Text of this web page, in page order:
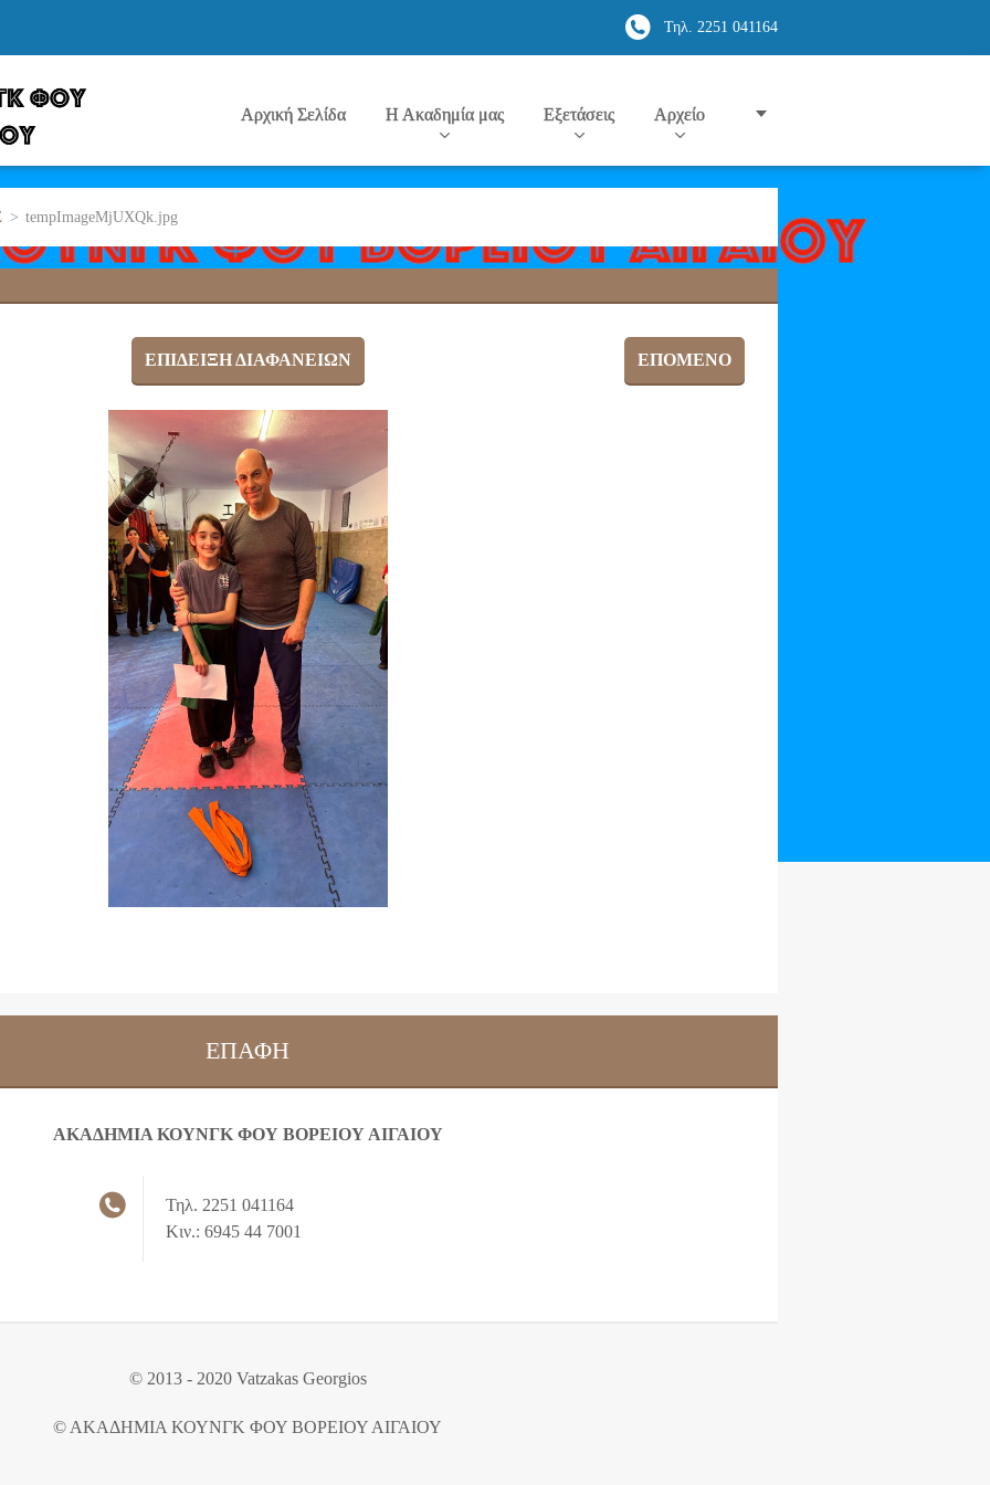
Τηλ. 2251 041164
Αρχική Σελίδα Η Ακαδημία μας Εξετάσεις Αρχείο
> tempImageMjUXQk.jpg
ΕΠΊΔΕΙΞΗ ΔΙΑΦΑΝΕΙΏΝ ΕΠΌΜΕΝΟ
ΕΠΑΦΉ
ΑΚΑΔΗΜΙΑ ΚΟΥΝΓΚ ΦΟΥ ΒΟΡΕΙΟΥ ΑΙΓΑΙΟΥ
Τηλ. 2251 041164
Κιν.: 6945 44 7001
© 2013 - 2020 Vatzakas Georgios
© ΑΚΑΔΗΜΙΑ ΚΟΥΝΓΚ ΦΟΥ ΒΟΡΕΙΟΥ ΑΙΓΑΙΟΥ